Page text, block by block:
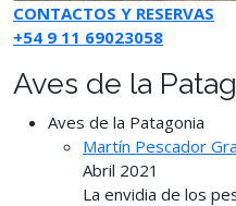
CONTACTOS Y RESERVAS
+54 9 11 69023058
Aves de la
Aves de la Patagonia
Martín Pescador
Abril 2021
La envidia de los